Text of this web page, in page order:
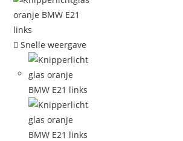
Snelle weergave